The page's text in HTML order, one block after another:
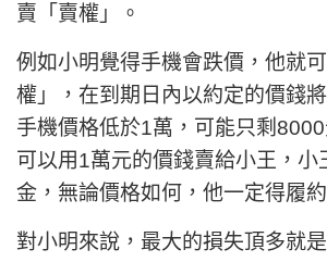
賣「賣權」。
例如小明覺得手機會跌價 ，他就
權 」，在到期日內以約定的價錢
手機價格低於1萬，可能只剩
可以用1萬元的價錢賣給小王，小
金，無論價格如何，他一定得履約
對小明來說，最大的損失頂多就